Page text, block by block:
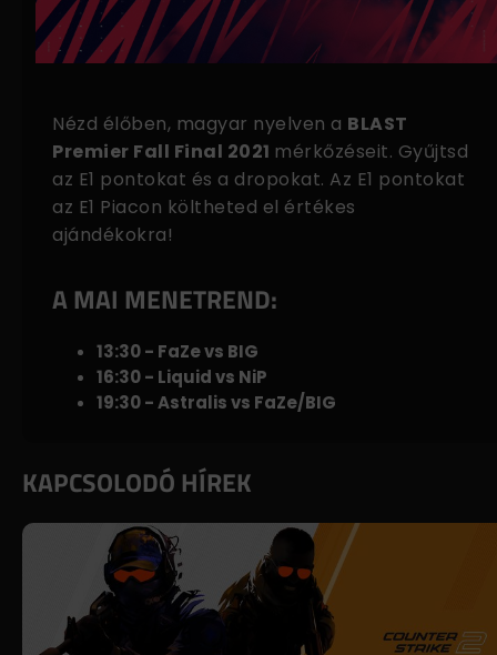
Nézd élőben, magyar nyelven a BLAST
Premier Fall Final 2021 mérkőzéseit. Gyűjtsd
az E1 pontokat és a dropokat. Az E1 pontokat
az E1 Piacon költheted el értékes
ajándékokra!
A MAI MENETREND:
13:30 - FaZe vs BIG
16:30 - Liquid vs NiP
19:30 - Astralis vs FaZe/BIG
KAPCSOLODÓ HÍREK